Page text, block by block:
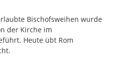
Bischofsweihen wurde
der Kirche im
Heute übt Rom